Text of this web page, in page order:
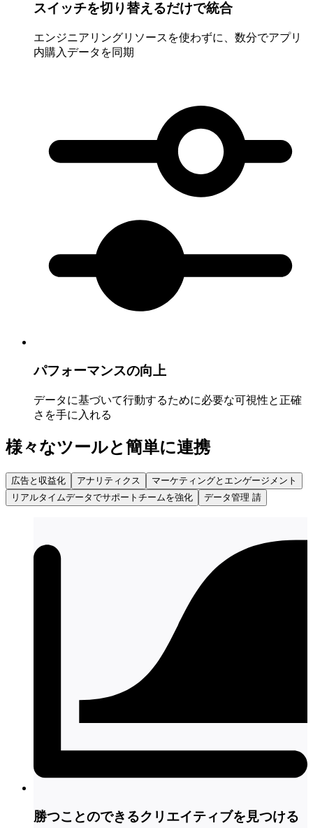
スイッチを切り替えるだけで統合
エンジニアリングリソースを使わずに、数分でアプリ
内購入データを同期
パフォーマンスの向上
データに基づいて行動するために必要な可視性と正確
さを手に入れる
様々なツールと簡単に連携
広告と収益化 アナリティクス
マーケティングとエンゲージメント
リアルタイムデータでサポートチームを強化
データ管理 請
勝つことのできるクリエイティブを見つける